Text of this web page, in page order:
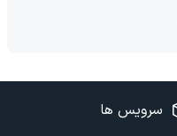
سرویس ها